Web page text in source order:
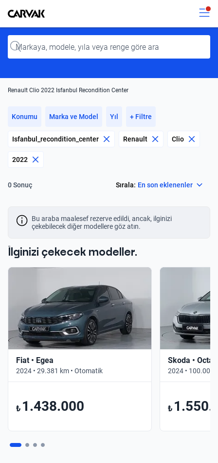
Kavak
Input
Renault Clio 2022 Isfanbul Recondition Center
Konumu Marka ve Model Yıl + Filtre
Isfanbul_recondition_center Renault Clio
2022
0 Sonuç Sırala: En son eklenenler
Bu araba maalesef rezerve edildi, ancak, ilginizi
çekebilecek diğer modellere göz atın.
İlginizi çekecek modeller.
Fiat • Egea
2024 • 29.381 km • Otomatik
₺ 1.438.000
Skoda •
2024 • 100.000
₺